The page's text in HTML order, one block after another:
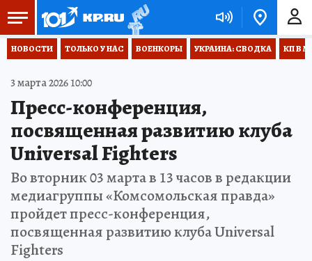
НОВОСТИ ТОЛЬКО У НАС ВОЕНКОРЫ УКРАИНА: СВОДКА КП В
3 марта 2026 10:00
Пресс-конференция,
посвященная развитию клуба
Universal Fighters
Во вторник 03 марта в 13 часов в редакции
медиагруппы «Комсомольская правда»
пройдет пресс-конференция,
посвященная развитию клуба Universal
Fighters